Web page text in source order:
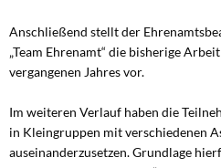
Anschließend stellt der
„Team Ehrenamt“ die bisherige
vergangenen Jahres vor.
Im weiteren Verlauf haben die
in Kleingruppen mit verschiedenen
auseinanderzusetzen. Grundlage